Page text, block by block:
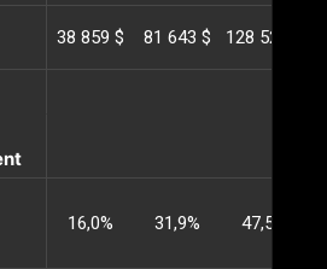
38 859 $ 81 643 $ 128 526 $
16,0% 31,9% 47,5%